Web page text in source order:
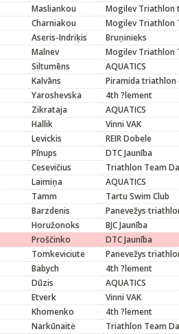
Masliankou
Mogilev Triathlon
Charniakou
Mogilev Triathlon
Aseris-Indriķis
Bruņinieks
Malnev
Mogilev Triathlon
Siltumēns
AQUATICS
Kalvāns
Piramida triathlon
Yaroshevska
4th ?lement
Zikrataja
AQUATICS
Hallik
Vinni VAK
Levickis
REIR Dobele
Pīnups
DTC Jaunība
Cesevičius
Triathlon Team
Laimiņa
AQUATICS
Tamm
Tartu Swim Club
Barzdenis
Panevežys
Horužonoks
BJC Jaunība
Proščinko
DTC Jaunība
Tomkeviciute
Panevežys
Babych
4th ?lement
Dūzis
AQUATICS
Etverk
Vinni VAK
Khomenko
4th ?lement
Narkūnaitė
Triathlon Team